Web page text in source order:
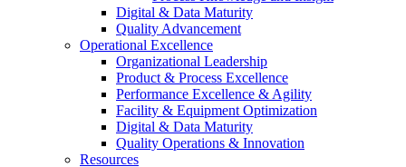
Digital & Data Maturity
Quality Advancement
Operational Excellence
Organizational Leadership
Product & Process Excellence
Performance Excellence & Agility
Facility & Equipment Optimization
Digital & Data Maturity
Quality Operations & Innovation
Resources